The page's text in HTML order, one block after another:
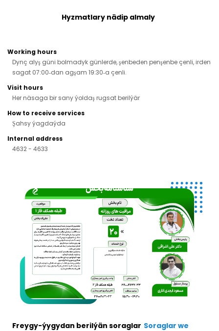
Hyzmatlary nädip almaly
Working hours
Dynç alyş güni bolmadyk günlerde, şenbeden penşenbe çenli, irden
sagat 07:00‑dan agşam 19:30‑a çenli.
Visit hours
Her näsaga bir sany ýoldaş rugsat berilýär
How to receive services
Şahsy ýagdaýda
Internal address
4632 - 4633
Freygy-ýygydan berilýän soraglar Soraglar we